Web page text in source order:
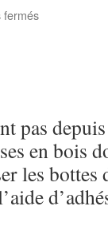
ferméssur
pas
en bois
les bottes